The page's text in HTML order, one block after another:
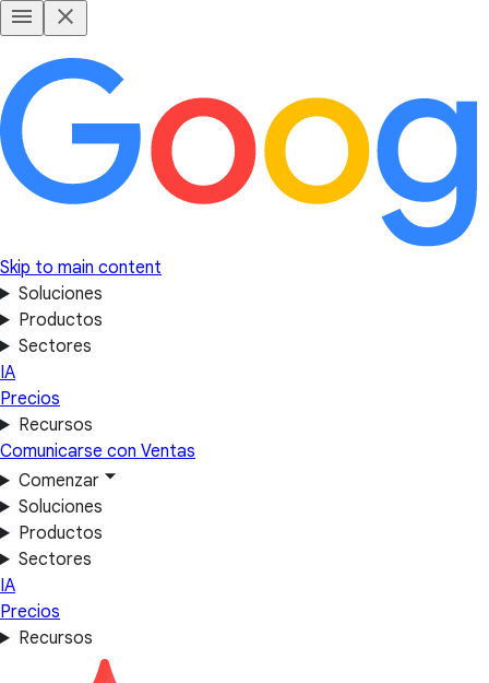
Skip to main content
Soluciones
Productos
Sectores
IA
Precios
Recursos
Comunicarse con Ventas
Comenzar
Soluciones
Productos
Sectores
IA
Precios
Recursos